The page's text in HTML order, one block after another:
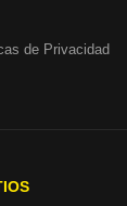
de Privacidad